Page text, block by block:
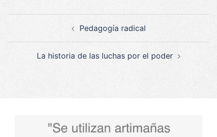
Pedagogía radical
La historia de las luchas por el poder